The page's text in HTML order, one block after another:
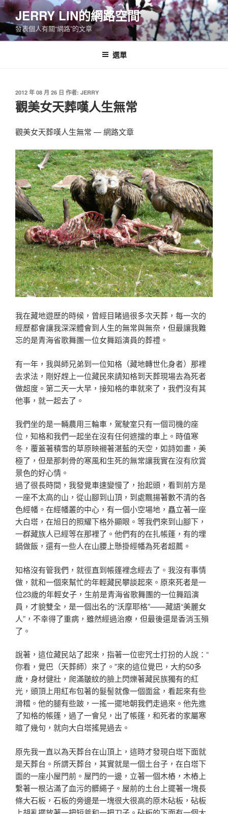
跳
至
主
要
JERRY LIN的網路空間
發表個人有關“網路”的文章
選單
發
佈
於
2012 年 08 月 26 日 作者: JERRY
觀美女天葬嘆人生無常
觀美女天葬嘆人生無常 — 網路文章
我在藏地遊歷的時候，曾經目睹過很多次天葬，每一次的
經歷都會讓我深深體會到人生的無常與無奈，但最讓我難
忘的是青海省歌舞團一位女舞蹈演員的葬禮。
有一年，我與師兄弟到一位知格（藏地轉世化身者）那裡
去求法，剛好趕上一位藏民來請知格到天葬現場去為死者
做超度。第二天一大早，接知格的車就來了，我們沒有其
他事， 就一起去了。
我們坐的是一輛農用三輪車，駕駛室只有一個司機的座
位， 知格和我們一起坐在沒有任何遮擋的車上。時值寒
冬，覆蓋著積雪的草原映襯著湛藍的天空，如詩如畫，美
極了，但是那刺骨的寒風和生死的無常讓我實在沒有欣賞
景色的好心情 。
過了很長時間，我發覺車速變慢了，抬起頭，看到前方是
一座不太高的山，從山腳到山頂，到處飄揚著數不清的各
色經幡。在經幡叢的中心，有一個小空場地，矗立著一座
大白塔 ，在旭日的照耀下格外顯眼。等我們來到山腳下，
一群藏族人已經等在那裡了。他們有的在扎帳篷，有的埋
鍋做飯，還有一些人在山腰上懸掛經幡為死者超薦。
知格沒有管我們，就徑直到帳篷裡念經去了。我沒有事情
做 ，就和一個來幫忙的年輕藏民攀談起來。原來死者是一
位23歲的年輕女子，生前是青海省歌舞團的一位舞蹈演
員，才貌雙全，是一個出名的“沃摩耶格”——藏語“美麗女
人” ，不幸得了重病，雖然經過治療，但最後還是香消玉殞
了。
說著，這位藏民站了起來，指著一位密咒士打扮的人說：“
你看，覺巴（天葬師）來了。”來的這位覺巴，大約50多
歲，身材健壯，爬滿皺紋的臉上閃爍著藏民族獨有的紅
光， 頭頂上用紅布包著的髮髻就像一個面盆，看起來有些
滑稽。 他的腿有些跛，一搖一擺地朝我們走過來。他先進
了知格的帳篷，過了一會兒，出了帳篷，和死者的家屬寒
暄了幾句， 就向大白塔搖晃過去。
原先我一直以為天葬台在山頂上，這時才發現白塔下面就
是天葬台。所謂天葬台，其實就是一個土台子，在白塔下
面的一座小屋門前。屋門的一邊，立著一個木樁，木樁上
繫著一根沾滿了血污的髒繩子。屋前的土台上擺著一塊長
條大石板 ，石板的旁邊是一塊很大很高的原木砧板，砧板